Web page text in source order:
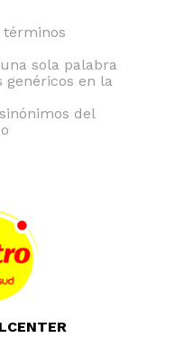
términos
sola palabra
en la
del